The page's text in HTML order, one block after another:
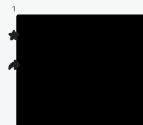
1